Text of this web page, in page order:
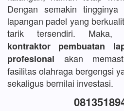
Dengan semakin tingginya
lapangan padel yang
tarik tersendiri. Maka,
kontraktor pembuatan
profesional akan
fasilitas olahraga bergengsi
sekaligus bernilai investasi.